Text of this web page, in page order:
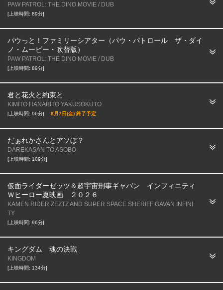
PAW PATROL: THE DINO MOVIE / DUB
[上映時間: 89分]
パウっと！ファミリーシアター（パウ・パトロール ザ・ダイ
ノ・ムービー・吹替版）
PAW PATROL: THE DINO MOVIE / DUB
[上映時間: 89分]
君と花火と約束と
KIMITO HANABITO YAKUSOKUTO
[上映時間: 96分] 8月7日(金) 終了予定
だぁれかさんとアソぼ？
DAREKASAN TO ASOBO
[上映時間: 109分]
仮面ライダーゼッツ＆超宇宙刑事ギャバン インフィニティ
Ｗヒーロー夏映画 ２０２６
KAMEN RIDER ZEZTZ AND SUPER SPACE SHERIFF GAVAN INFINI
TY
[上映時間: 96分]
キングダム 魂の決戦
KINGDOM
[上映時間: 134分]